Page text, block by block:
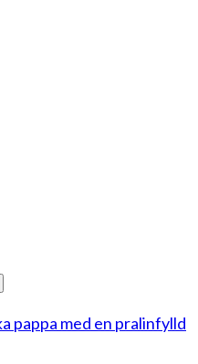
pappa med en pralinfylld